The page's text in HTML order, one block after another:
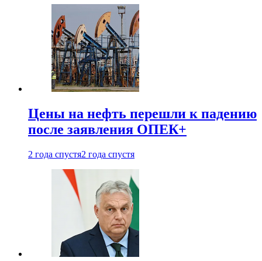
Цены на нефть перешли к падению
после заявления ОПЕК+
2 года спустя2 года спустя